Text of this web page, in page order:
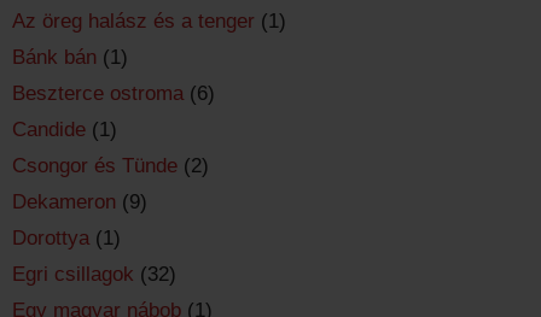
Az öreg halász és a tenger (1)
Bánk bán (1)
Beszterce ostroma (6)
Candide (1)
Csongor és Tünde (2)
Dekameron (9)
Dorottya (1)
Egri csillagok (32)
Egy magyar nábob (1)